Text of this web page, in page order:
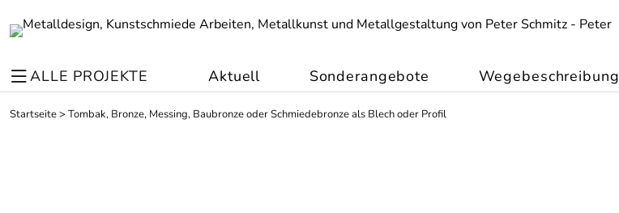
ALLE PROJEKTE Aktuell Sonderangebote Wegebeschreibung
Startseite> Tombak, Bronze, Messing, Baubronze oder Schmiedebronze als Blech oder Profil